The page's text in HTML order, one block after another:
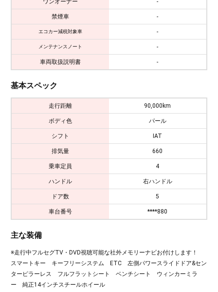
禁煙車 -
エコカー減税対象車 -
メンテナンスノート -
車両取扱説明書 -
基本スペック
走行距離 90,000km
ボディ色 パール
シフト IAT
排気量 660
乗車定員 4
ハンドル 右ハンドル
ドア数 5
車台番号 ****880
主な装備
※走行中フルセグTV・DVD視聴可能な社外メモリーナビお付けします！
スマートキー キーフリーシステム ETC 左側パワースライドドア&セン
ターピラーレス フルフラットシート ベンチシート ウィンカーミラ
ー 純正14インチスチールホイール